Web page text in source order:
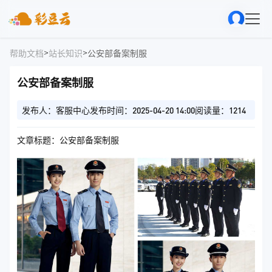
帮助文档>站长知识>公安部备案制服
公安部备案制服
发布人：客服中心发布时间：2025-04-20 14:00阅读量：1214
文章标题：公安部备案制服